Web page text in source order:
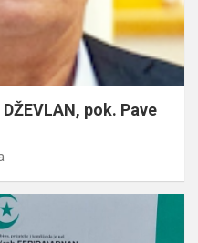
pok. Pave